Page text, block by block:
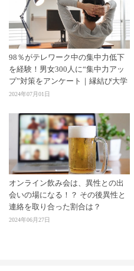
98％がテレワーク中の集中力低下
を経験！男女300人に“集中力アッ
プ”対策をアンケート｜縁結び大学
2024年07月01日
オンライン飲み会は、異性との出
会いの場になる！？ その後異性と
連絡を取り合った割合は？
2024年06月27日